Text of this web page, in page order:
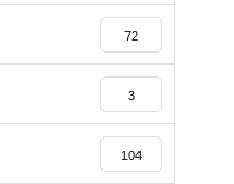
72
3
104